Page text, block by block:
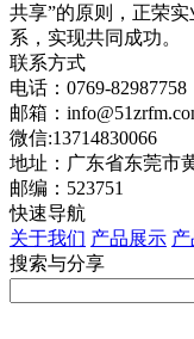
共享”的原则，正荣
系，实现共同成功。
联系方式
电话：0769-82987758
邮箱：
微信:13714830066
地址：广东省东莞市
邮编：523751
快速导航
关于我们 产品展示
搜索与分享